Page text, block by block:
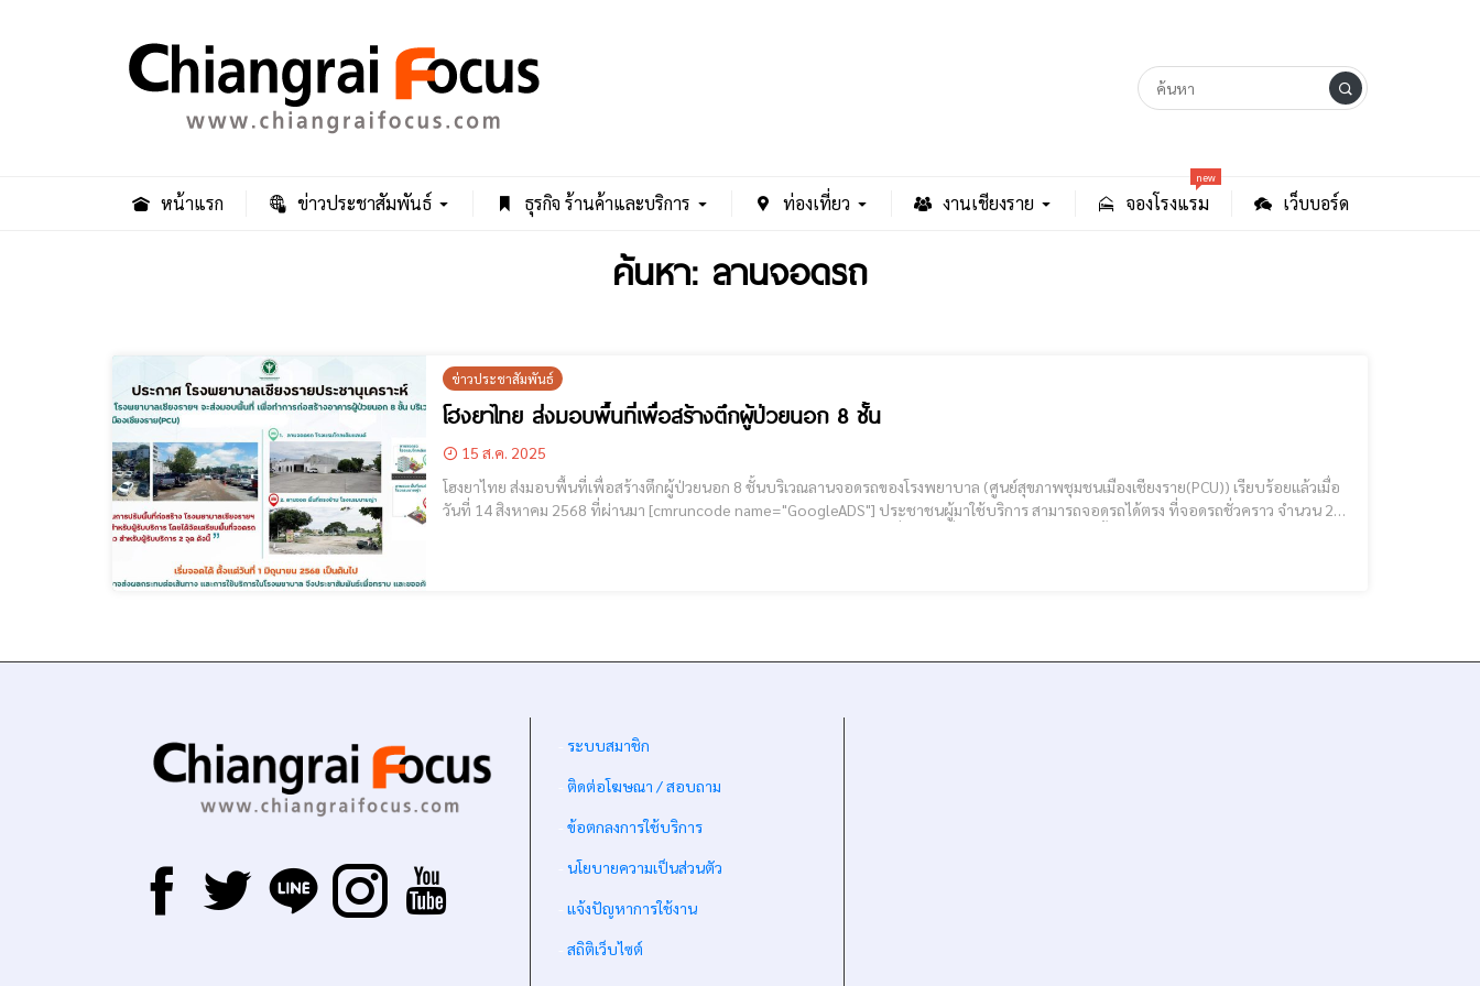
หน้าแรก ข่าวประชาสัมพันธ์ ธุรกิจ ร้านค้าและบริการ ท่องเที่ยว งานเชียงราย จองโรงแรม
new
เว็บบอร์ด
ค้นหา: ลานจอดรถ
ข่าวประชาสัมพันธ์
โฮงยาไทย ส่งมอบพื้นที่เพื่อสร้างตึกผู้ป่วยนอก 8 ชั้น
15 ส.ค. 2025
โฮงยาไทย ส่งมอบพื้นที่เพื่อสร้างตึกผู้ป่วยนอก 8 ชั้นบริเวณลานจอดรถของโรงพยาบาล (ศูนย์สุขภาพชุมชนเมืองเชียงราย(PCU)) เรียบร้อยแล้วเมื่อ
วันที่ 14 สิงหาคม 2568 ที่ผ่านมา [cmruncode name="GoogleADS"] ประชาชนผู้มาใช้บริการ สามารถจอดรถได้ตรง ที่จอดรถชั่วคราว จำนวน 2
ระบบสมาชิก
ติดต่อโฆษณา / สอบถาม
ข้อตกลงการใช้บริการ
นโยบายความเป็นส่วนตัว
แจ้งปัญหาการใช้งาน
สถิติเว็บไซต์